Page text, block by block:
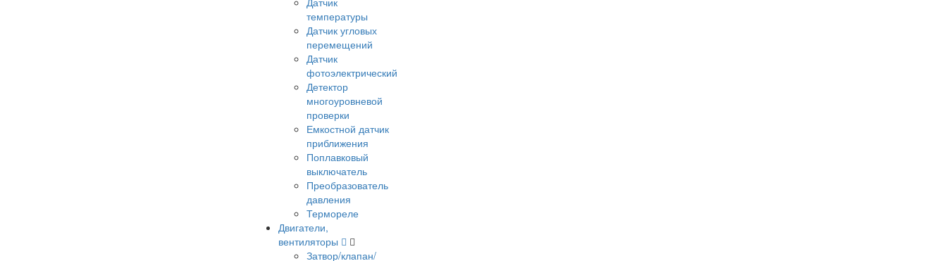
температуры
Датчик угловых
перемещений
Датчик
фотоэлектрический
Детектор
многоуровневой
проверки
Емкостной датчик
приближения
Поплавковый
выключатель
Преобразователь
давления
Термореле
Двигатели,
вентиляторы
Затвор/клапан/